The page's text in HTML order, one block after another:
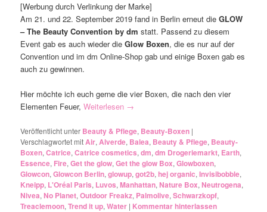
[Werbung durch Verlinkung der Marke]
Am 21. und 22. September 2019 fand in Berlin erneut dieGLOW
– The Beauty Convention by dm statt. Passend zu diesem
Event gab es auch wieder dieGlow Boxen, die es nur auf der
Convention und im dm Online-Shop gab und einige Boxen gab es
auch zu gewinnen.
Hier möchte ich euch gerne die vier Boxen, die nach den vier
Elementen Feuer,Weiterlesen →
Veröffentlicht unter Beauty & Pflege, Beauty-Boxen |
Verschlagwortet mitAir,Alverde, Balea, Beauty & Pflege, Beauty-
Boxen,Catrice,Catrice cosmetics,dm,dm Drogeriemarkt, Earth,
Essence, Fire,Get the glow,Get the glow Box,Glowboxen,
Glowcon,Glowcon Berlin,glowup,got2b,hej organic,Invisibobble,
Kneipp, L'Oréal Paris, Luvos,Manhattan,Nature Box,Neutrogena,
Nivea,No Planet,Outdoor Freakz, Palmolive,Schwarzkopf,
Treaclemoon,Trend it up,Water | Kommentar hinterlassen